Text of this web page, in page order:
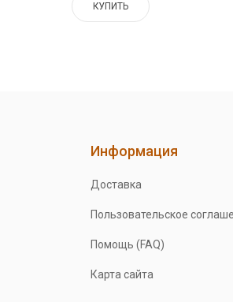
КУПИТЬ
Информация
Доставка
Пользовательское
Помощь (FAQ)
Карта сайта